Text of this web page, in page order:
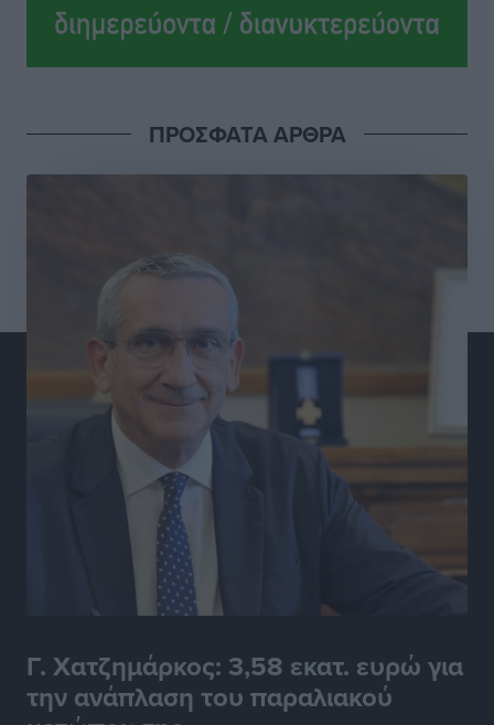
ΠΡΟΣΦΑΤΑ ΑΡΘΡΑ
Γ. Χατζημάρκος: 3,58 εκατ. ευρώ για
την ανάπλαση του παραλιακού